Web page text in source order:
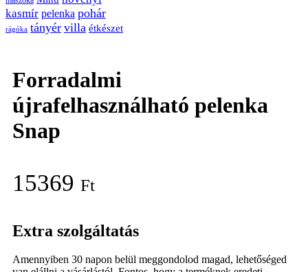
kasmír pelenka pohár
rágóka tányér villa étkészet
Forradalmi
újrafelhasználható pelenka
Snap
15369 Ft
Extra szolgáltatás
Amennyiben 30 napon belül meggondolod magad, lehetőséged